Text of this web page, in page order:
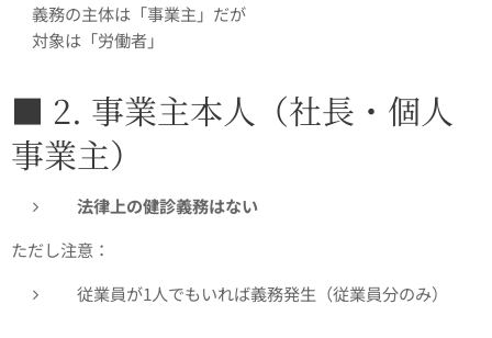
👉義務の主体は「事業主」だが
👉対象は「労働者」
■ 2. 事業主本人（社長・個人
事業主）
法律上の健診義務はない
ただし注意：
従業員が1人でもいれば義務発生（従業員分のみ）